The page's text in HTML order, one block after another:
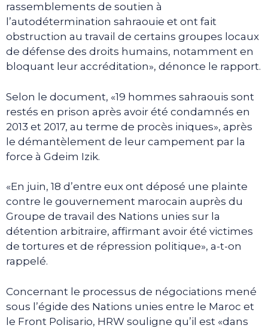
rassemblements de soutien à
l’autodétermination sahraouie et ont fait
obstruction au travail de certains groupes locaux
de défense des droits humains, notamment en
bloquant leur accréditation», dénonce le rapport.
Selon le document, «19 hommes sahraouis sont
restés en prison après avoir été condamnés en
2013 et 2017, au terme de procès iniques», après
le démantèlement de leur campement par la
force à Gdeim Izik.
«En juin, 18 d’entre eux ont déposé une plainte
contre le gouvernement marocain auprès du
Groupe de travail des Nations unies sur la
détention arbitraire, affirmant avoir été victimes
de tortures et de répression politique», a-t-on
rappelé.
Concernant le processus de négociations mené
sous l’égide des Nations unies entre le Maroc et
le Front Polisario, HRW souligne qu’il est «dans